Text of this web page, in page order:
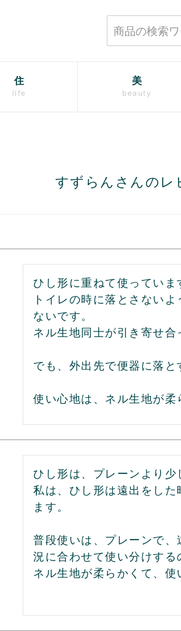
住
life
美
beauty
すずらんさんのレ
ひし形に重ねて使っていま
トイレの時に落とさない
ないです。
ネル生地同士が引き寄せ合
でも、外出先で便器に落と
使い心地は、ネル生地が柔
ひし形は、プレーンより少
私は、ひし形は遠出をし
ます。
普段使いは、プレーンで
況に合わせて使い分けする
ネル生地が柔らかくて、使